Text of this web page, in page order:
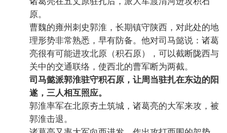
原。
曹魏的雍州刺史郭淮，长期镇守陕西，对此处的地
理形势非常熟悉，早有防备。他对司马懿说：诸葛
亮很有可能进攻北原（积石原），可以截断陇西与
关中的交通联络，使西北的曹军断为两截。
司马懿派郭淮驻守积石原，让周当驻扎在东边的阳
遂，三人相互照应。
郭淮率军在北原夯土筑城，诸葛亮的大军来攻，被
郭淮击退。